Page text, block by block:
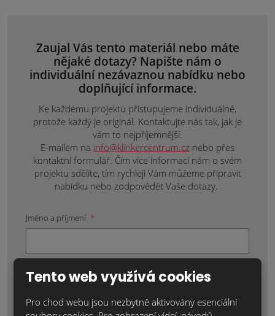
Zaujal Vás tento materiál nebo máte
nějaké dotazy? Napište nám o
individuální nezávaznou nabídku nebo
doplňující informace.
Ke každému projektu přistupujeme individuálně,
protože každý je originál. Kontaktujte nás tak, jak je
vám to nejpříjemnější.
E-mailem na info@klinkercentrum.cz nebo přes
kontaktní formulář. Čím více informací nám o svém
projektu sdělíte, tím rychleji Vám můžeme připravit
nabídku nebo zodpovědět Vaše dotazy.
Jméno a příjmení *
Váš telefon:
Tento web využívá cookies
Pro chod webu jsou nezbytně aktivovány esenciální